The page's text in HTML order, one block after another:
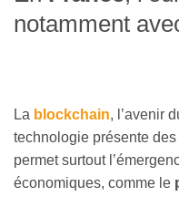
notamment
La blockchain, l’avenir
technologie présente
permet surtout
économiques, comme le